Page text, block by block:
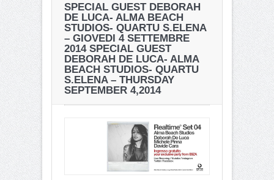
SPECIAL GUEST DEBORAH
DE LUCA- ALMA BEACH
STUDIOS- QUARTU S.ELENA
– GIOVEDI 4 SETTEMBRE
2014 SPECIAL GUEST
DEBORAH DE LUCA- ALMA
BEACH STUDIOS- QUARTU
S.ELENA – THURSDAY
SEPTEMBER 4,2014